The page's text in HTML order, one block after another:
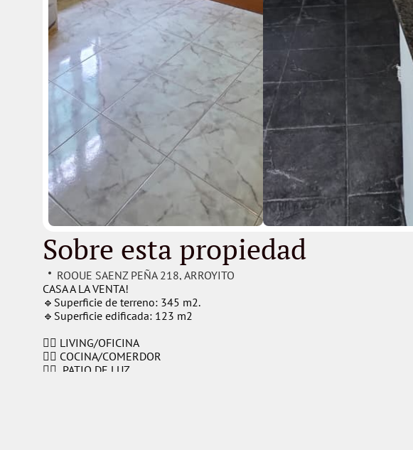
Sobre esta propiedad
ROQUE SAENZ PEÑA 218, ARROYITO
CASA A LA VENTA!
🔹Superficie de terreno: 345 m2.
🔹Superficie edificada: 123 m2
👉🏻 LIVING/OFICINA
👉🏻 COCINA/COMERDOR
👉🏻  PATIO DE LUZ